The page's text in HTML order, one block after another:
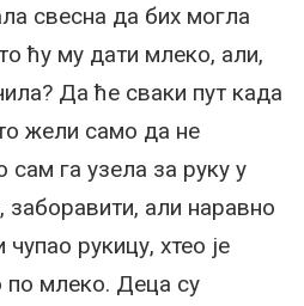
свесна да бих могла
ћу му дати млеко, али,
Да ће сваки пут када
жели само да не
га узела за руку у
заборавити, али наравно
рукицу, хтео је
по млеко. Деца су